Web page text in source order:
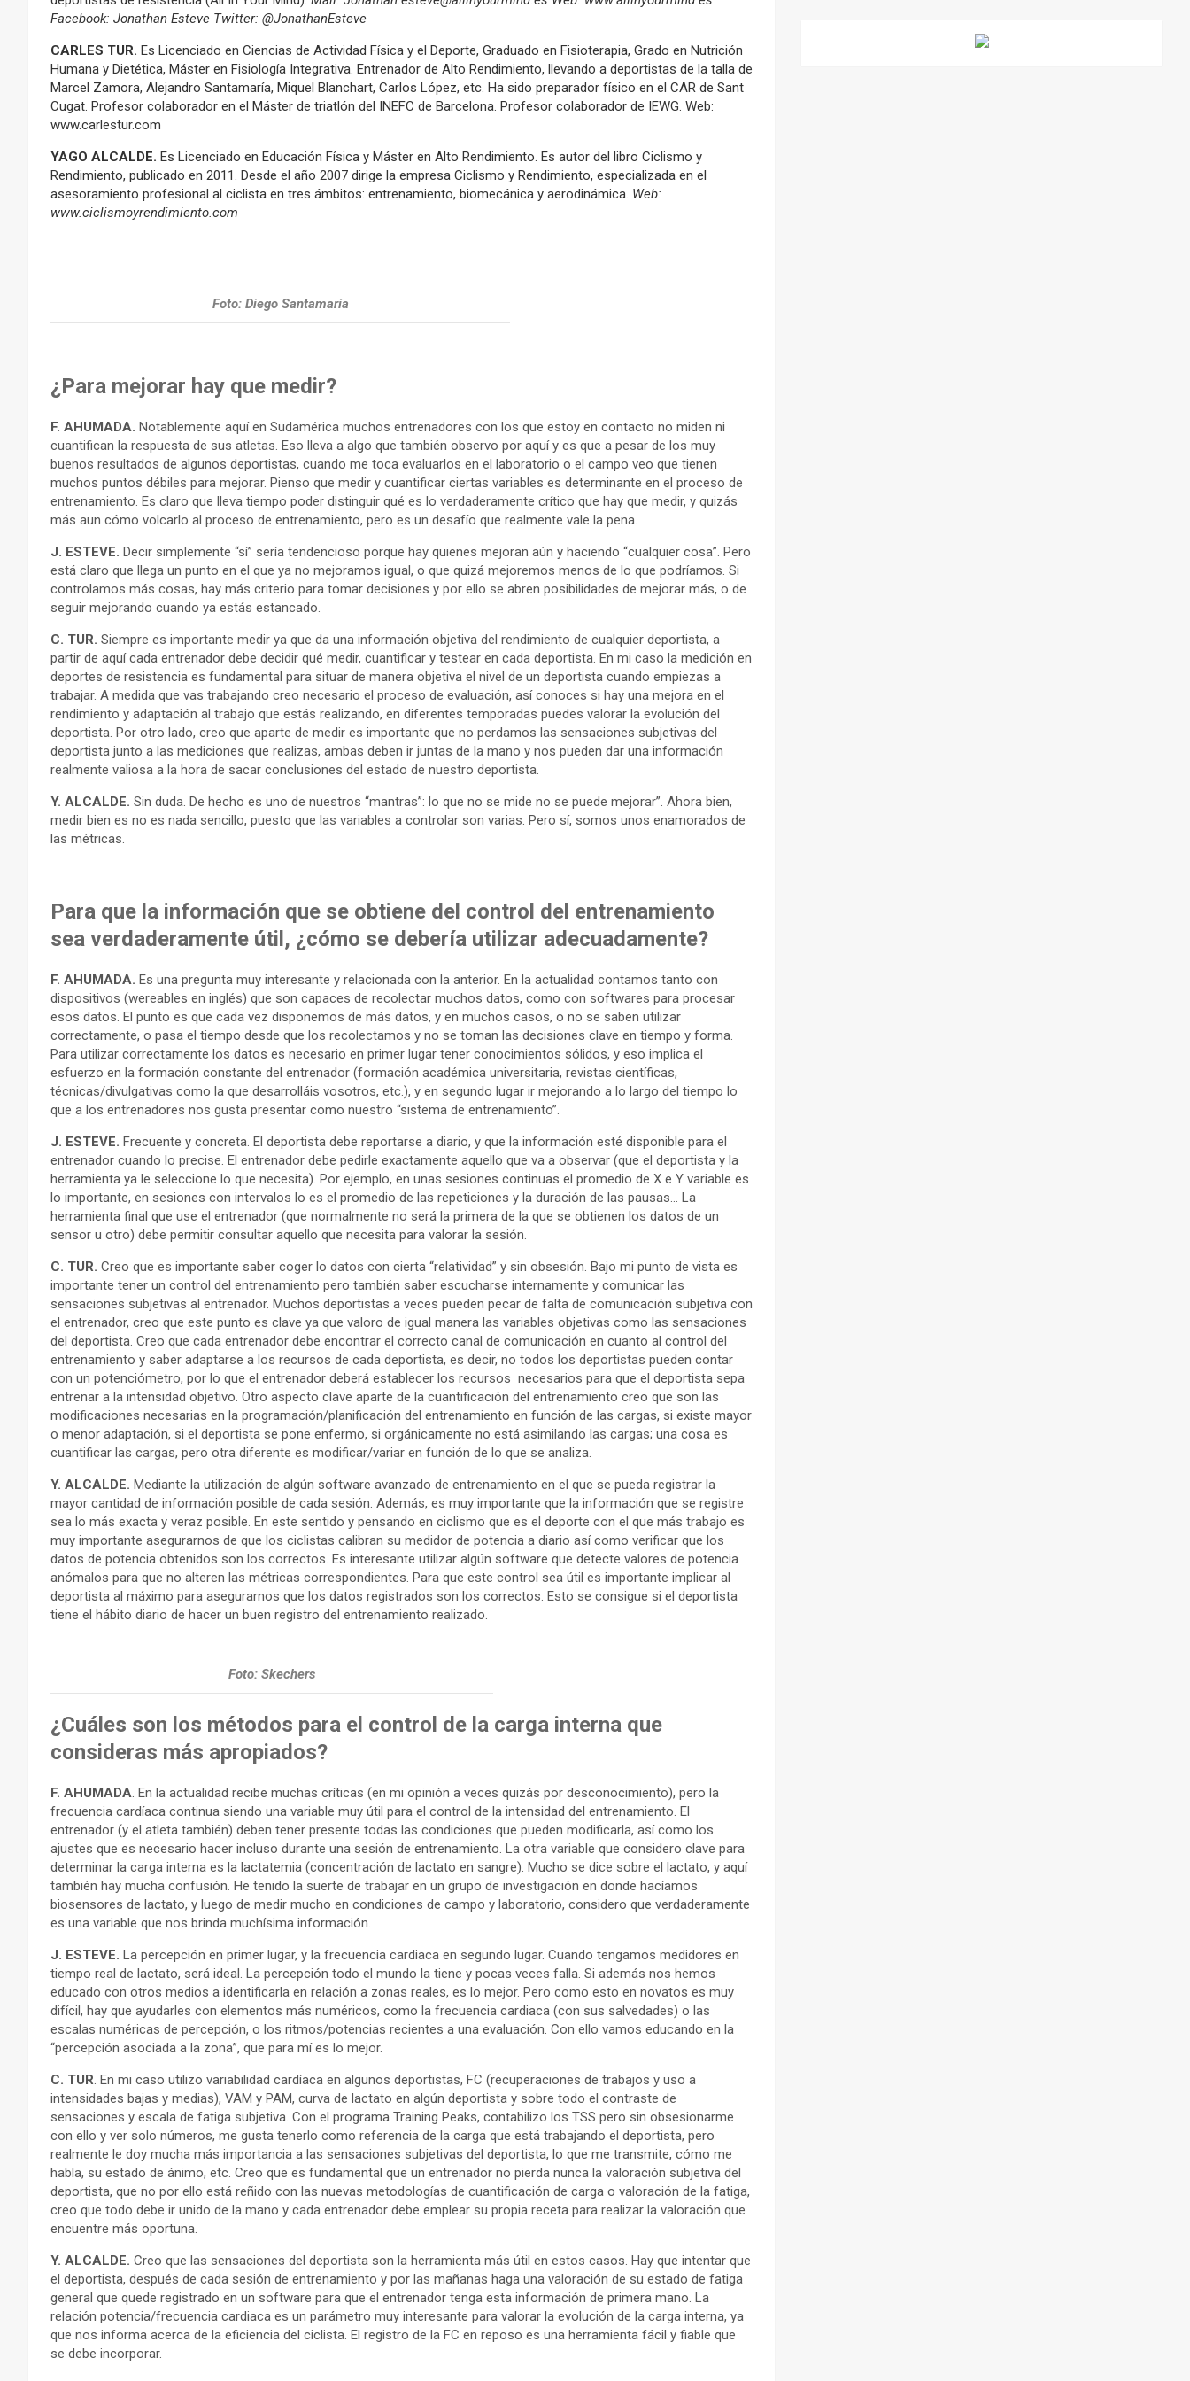
Facebook: Jonathan Esteve Twitter: @JonathanEsteve
CARLES TUR. Es Licenciado en Ciencias de Actividad Física y el Deporte, Graduado en Fisioterapia, Grado en Nutrición
Humana y Dietética, Máster en Fisiología Integrativa. Entrenador de Alto Rendimiento, llevando a deportistas de la talla de
Marcel Zamora, Alejandro Santamaría, Miquel Blanchart, Carlos López, etc. Ha sido preparador físico en el CAR de Sant
Cugat. Profesor colaborador en el Máster de triatlón del INEFC de Barcelona. Profesor colaborador de IEWG. Web:
www.carlestur.com
YAGO ALCALDE. Es Licenciado en Educación Física y Máster en Alto Rendimiento. Es autor del libro Ciclismo y
Rendimiento, publicado en 2011. Desde el año 2007 dirige la empresa Ciclismo y Rendimiento, especializada en el
asesoramiento profesional al ciclista en tres ámbitos: entrenamiento, biomecánica y aerodinámica. Web:
www.ciclismoyrendimiento.com
Foto: Diego Santamaría
¿Para mejorar hay que medir?
F. AHUMADA. Notablemente aquí en Sudamérica muchos entrenadores con los que estoy en contacto no miden ni
cuantifican la respuesta de sus atletas. Eso lleva a algo que también observo por aquí y es que a pesar de los muy
buenos resultados de algunos deportistas, cuando me toca evaluarlos en el laboratorio o el campo veo que tienen
muchos puntos débiles para mejorar. Pienso que medir y cuantificar ciertas variables es determinante en el proceso de
entrenamiento. Es claro que lleva tiempo poder distinguir qué es lo verdaderamente crítico que hay que medir, y quizás
más aun cómo volcarlo al proceso de entrenamiento, pero es un desafío que realmente vale la pena.
J. ESTEVE. Decir simplemente “sí” sería tendencioso porque hay quienes mejoran aún y haciendo “cualquier cosa”. Pero
está claro que llega un punto en el que ya no mejoramos igual, o que quizá mejoremos menos de lo que podríamos. Si
controlamos más cosas, hay más criterio para tomar decisiones y por ello se abren posibilidades de mejorar más, o de
seguir mejorando cuando ya estás estancado.
C. TUR. Siempre es importante medir ya que da una información objetiva del rendimiento de cualquier deportista, a
partir de aquí cada entrenador debe decidir qué medir, cuantificar y testear en cada deportista. En mi caso la medición en
deportes de resistencia es fundamental para situar de manera objetiva el nivel de un deportista cuando empiezas a
trabajar. A medida que vas trabajando creo necesario el proceso de evaluación, así conoces si hay una mejora en el
rendimiento y adaptación al trabajo que estás realizando, en diferentes temporadas puedes valorar la evolución del
deportista. Por otro lado, creo que aparte de medir es importante que no perdamos las sensaciones subjetivas del
deportista junto a las mediciones que realizas, ambas deben ir juntas de la mano y nos pueden dar una información
realmente valiosa a la hora de sacar conclusiones del estado de nuestro deportista.
Y. ALCALDE. Sin duda. De hecho es uno de nuestros “mantras”: lo que no se mide no se puede mejorar”. Ahora bien,
medir bien es no es nada sencillo, puesto que las variables a controlar son varias. Pero sí, somos unos enamorados de
las métricas.
Para que la información que se obtiene del control del entrenamiento
sea verdaderamente útil, ¿cómo se debería utilizar adecuadamente?
F. AHUMADA. Es una pregunta muy interesante y relacionada con la anterior. En la actualidad contamos tanto con
dispositivos (wereables en inglés) que son capaces de recolectar muchos datos, como con softwares para procesar
esos datos. El punto es que cada vez disponemos de más datos, y en muchos casos, o no se saben utilizar
correctamente, o pasa el tiempo desde que los recolectamos y no se toman las decisiones clave en tiempo y forma.
Para utilizar correctamente los datos es necesario en primer lugar tener conocimientos sólidos, y eso implica el
esfuerzo en la formación constante del entrenador (formación académica universitaria, revistas científicas,
técnicas/divulgativas como la que desarrolláis vosotros, etc.), y en segundo lugar ir mejorando a lo largo del tiempo lo
que a los entrenadores nos gusta presentar como nuestro “sistema de entrenamiento”.
J. ESTEVE. Frecuente y concreta. El deportista debe reportarse a diario, y que la información esté disponible para el
entrenador cuando lo precise. El entrenador debe pedirle exactamente aquello que va a observar (que el deportista y la
herramienta ya le seleccione lo que necesita). Por ejemplo, en unas sesiones continuas el promedio de X e Y variable es
lo importante, en sesiones con intervalos lo es el promedio de las repeticiones y la duración de las pausas… La
herramienta final que use el entrenador (que normalmente no será la primera de la que se obtienen los datos de un
sensor u otro) debe permitir consultar aquello que necesita para valorar la sesión.
C. TUR. Creo que es importante saber coger lo datos con cierta “relatividad” y sin obsesión. Bajo mi punto de vista es
importante tener un control del entrenamiento pero también saber escucharse internamente y comunicar las
sensaciones subjetivas al entrenador. Muchos deportistas a veces pueden pecar de falta de comunicación subjetiva con
el entrenador, creo que este punto es clave ya que valoro de igual manera las variables objetivas como las sensaciones
del deportista. Creo que cada entrenador debe encontrar el correcto canal de comunicación en cuanto al control del
entrenamiento y saber adaptarse a los recursos de cada deportista, es decir, no todos los deportistas pueden contar
con un potenciómetro, por lo que el entrenador deberá establecer los recursos necesarios para que el deportista sepa
entrenar a la intensidad objetivo. Otro aspecto clave aparte de la cuantificación del entrenamiento creo que son las
modificaciones necesarias en la programación/planificación del entrenamiento en función de las cargas, si existe mayor
o menor adaptación, si el deportista se pone enfermo, si orgánicamente no está asimilando las cargas; una cosa es
cuantificar las cargas, pero otra diferente es modificar/variar en función de lo que se analiza.
Y. ALCALDE. Mediante la utilización de algún software avanzado de entrenamiento en el que se pueda registrar la
mayor cantidad de información posible de cada sesión. Además, es muy importante que la información que se registre
sea lo más exacta y veraz posible. En este sentido y pensando en ciclismo que es el deporte con el que más trabajo es
muy importante asegurarnos de que los ciclistas calibran su medidor de potencia a diario así como verificar que los
datos de potencia obtenidos son los correctos. Es interesante utilizar algún software que detecte valores de potencia
anómalos para que no alteren las métricas correspondientes. Para que este control sea útil es importante implicar al
deportista al máximo para asegurarnos que los datos registrados son los correctos. Esto se consigue si el deportista
tiene el hábito diario de hacer un buen registro del entrenamiento realizado.
Foto: Skechers
¿Cuáles son los métodos para el control de la carga interna que
consideras más apropiados?
F. AHUMADA. En la actualidad recibe muchas críticas (en mi opinión a veces quizás por desconocimiento), pero la
frecuencia cardíaca continua siendo una variable muy útil para el control de la intensidad del entrenamiento. El
entrenador (y el atleta también) deben tener presente todas las condiciones que pueden modificarla, así como los
ajustes que es necesario hacer incluso durante una sesión de entrenamiento. La otra variable que considero clave para
determinar la carga interna es la lactatemia (concentración de lactato en sangre). Mucho se dice sobre el lactato, y aquí
también hay mucha confusión. He tenido la suerte de trabajar en un grupo de investigación en donde hacíamos
biosensores de lactato, y luego de medir mucho en condiciones de campo y laboratorio, considero que verdaderamente
es una variable que nos brinda muchísima información.
J. ESTEVE. La percepción en primer lugar, y la frecuencia cardiaca en segundo lugar. Cuando tengamos medidores en
tiempo real de lactato, será ideal. La percepción todo el mundo la tiene y pocas veces falla. Si además nos hemos
educado con otros medios a identificarla en relación a zonas reales, es lo mejor. Pero como esto en novatos es muy
difícil, hay que ayudarles con elementos más numéricos, como la frecuencia cardiaca (con sus salvedades) o las
escalas numéricas de percepción, o los ritmos/potencias recientes a una evaluación. Con ello vamos educando en la
“percepción asociada a la zona”, que para mí es lo mejor.
C. TUR. En mi caso utilizo variabilidad cardíaca en algunos deportistas, FC (recuperaciones de trabajos y uso a
intensidades bajas y medias), VAM y PAM, curva de lactato en algún deportista y sobre todo el contraste de
sensaciones y escala de fatiga subjetiva. Con el programa Training Peaks, contabilizo los TSS pero sin obsesionarme
con ello y ver solo números, me gusta tenerlo como referencia de la carga que está trabajando el deportista, pero
realmente le doy mucha más importancia a las sensaciones subjetivas del deportista, lo que me transmite, cómo me
habla, su estado de ánimo, etc. Creo que es fundamental que un entrenador no pierda nunca la valoración subjetiva del
deportista, que no por ello está reñido con las nuevas metodologías de cuantificación de carga o valoración de la fatiga,
creo que todo debe ir unido de la mano y cada entrenador debe emplear su propia receta para realizar la valoración que
encuentre más oportuna.
Y. ALCALDE. Creo que las sensaciones del deportista son la herramienta más útil en estos casos. Hay que intentar que
el deportista, después de cada sesión de entrenamiento y por las mañanas haga una valoración de su estado de fatiga
general que quede registrado en un software para que el entrenador tenga esta información de primera mano. La
relación potencia/frecuencia cardiaca es un parámetro muy interesante para valorar la evolución de la carga interna, ya
que nos informa acerca de la eficiencia del ciclista. El registro de la FC en reposo es una herramienta fácil y fiable que
se debe incorporar.